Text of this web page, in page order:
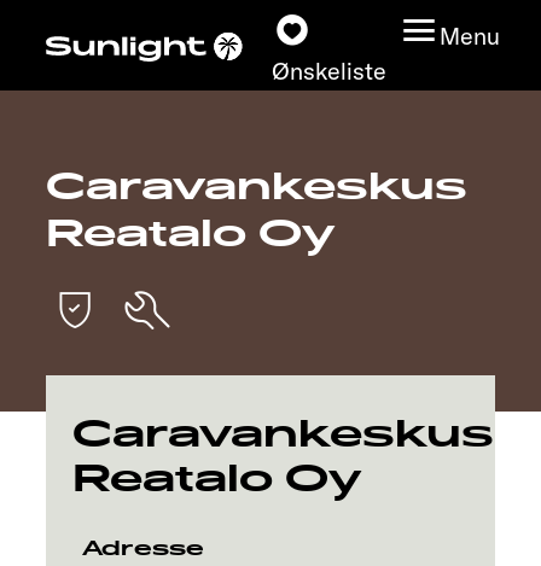
Ønskeliste
Menu
Modeller
Find din Sunlight
Oplev
Caravankeskus
Reatalo Oy
Caravankeskus
Reatalo Oy
Adresse